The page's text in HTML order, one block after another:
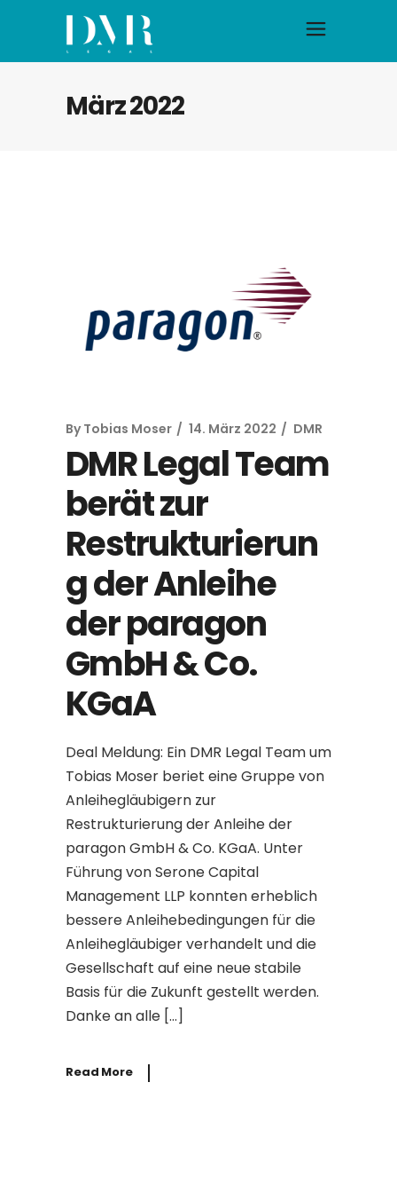
März 2022
By Tobias Moser 14. März 2022 DMR
DMR Legal Team
berät zur
Restrukturierun
g der Anleihe
der paragon
GmbH & Co.
KGaA
Deal Meldung: Ein DMR Legal Team um
Tobias Moser beriet eine Gruppe von
Anleihegläubigern zur
Restrukturierung der Anleihe der
paragon GmbH & Co. KGaA. Unter
Führung von Serone Capital
Management LLP konnten erheblich
bessere Anleihebedingungen für die
Anleihegläubiger verhandelt und die
Gesellschaft auf eine neue stabile
Basis für die Zukunft gestellt werden.
Danke an alle […]
Read More